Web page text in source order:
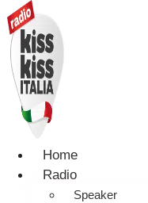
Home
Radio
Speaker